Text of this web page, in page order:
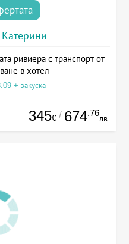
ривиера с транспорт от
в хотел
+ закуска
345€ / 674.76
лв.